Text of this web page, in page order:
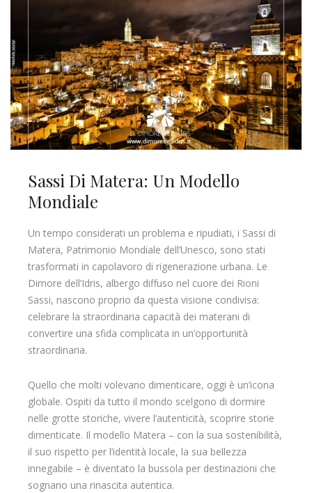
Sassi Di Matera: Un Modello
Mondiale
Un tempo considerati un problema e ripudiati, i Sassi di
Matera, Patrimonio Mondiale dell’Unesco, sono stati
trasformati in capolavoro di rigenerazione urbana. Le
Dimore dell’Idris, albergo diffuso nel cuore dei Rioni
Sassi, nascono proprio da questa visione condivisa:
celebrare la straordinaria capacità dei materani di
convertire una sfida complicata in un’opportunità
straordinaria.
Quello che molti volevano dimenticare, oggi è un’icona
globale. Ospiti da tutto il mondo scelgono di dormire
nelle grotte storiche, vivere l’autenticità, scoprire storie
dimenticate. Il modello Matera – con la sua sostenibilità,
il suo rispetto per l’identità locale, la sua bellezza
innegabile – è diventato la bussola per destinazioni che
sognano una rinascita autentica.